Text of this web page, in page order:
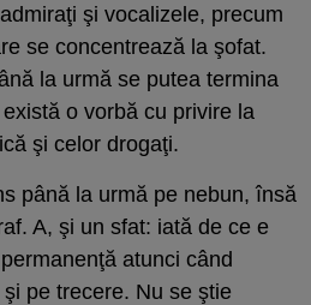
şi vocalizele, precum
se concentrează la şofat.
la urmă se putea termina
o vorbă cu privire la
şi celor drogaţi.
până la urmă pe nebun, însă
A, şi un sfat: iată de ce e
atunci când
pe trecere. Nu se ştie